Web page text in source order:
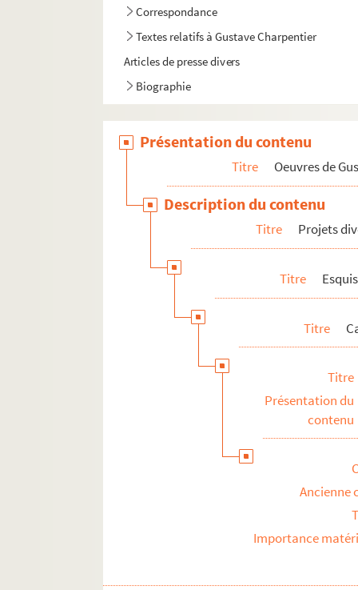
Correspondance
Textes relatifs à Gustave Charpentier
Articles de presse divers
Biographie
Présentation du contenu
Titre Oeuvres de
Description du contenu
Titre Projets
Titre
Titre
Titre
Présentation du
contenu
Ancienne
Importance